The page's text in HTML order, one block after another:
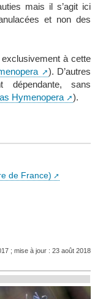
mais il s’agit ici
et non des
exclusivement à cette
). D’autres
dépendante, sans
Hymenopera ).
de France)
; mise à jour : 23 août 2018